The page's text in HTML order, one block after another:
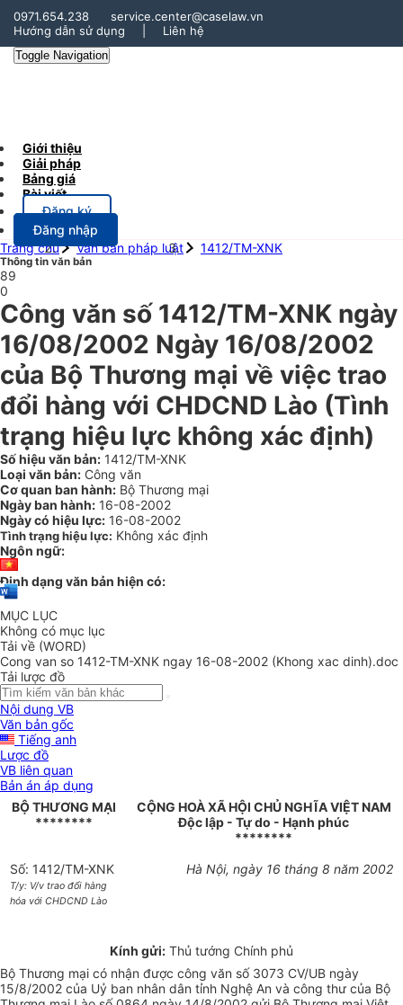
0971.654.238
service.center@caselaw.vn
Hướng dẫn sử dụng
Liên hệ
Toggle Navigation
Giới thiệu
Giải pháp
Bảng giá
Bài viết
Đăng ký
Đăng nhập
Trang chủ
Văn bản pháp luật 1412/TM-XNK
Thông tin văn bản
89
0
Công văn số 1412/TM-XNK ngày
16/08/2002 Ngày 16/08/2002
của Bộ Thương mại về việc trao
đổi hàng với CHDCND Lào (Tình
trạng hiệu lực không xác định)
Số hiệu văn bản: 1412/TM-XNK
Loại văn bản: Công văn
Cơ quan ban hành: Bộ Thương mại
Ngày ban hành: 16-08-2002
Ngày có hiệu lực: 16-08-2002
Tình trạng hiệu lực: Không xác định
Ngôn ngữ:
Định dạng văn bản hiện có:
MỤC LỤC
Không có mục lục
Tải về (WORD)
Cong van so 1412-TM-XNK ngay 16-08-2002 (Khong xac dinh).doc
Tải lược đồ
Nội dung VB
Văn bản gốc
Tiếng anh
Lược đồ
VB liên quan
Bản án áp dụng
BỘ THƯƠNG MẠI
********
CỘNG HOÀ XÃ HỘI CHỦ NGHĨA VIỆT NAM
Độc lập - Tự do - Hạnh phúc
********
Số: 1412/TM-XNK
T/y: V/v trao đổi hàng
hóa với CHDCND Lào
Hà Nội, ngày 16 tháng 8 năm 2002
Kính gửi: Thủ tướng Chính phủ
Bộ Thương mại có nhận được công văn số 3073 CV/UB ngày
15/8/2002 của Uỷ ban nhân dân tỉnh Nghệ An và công thư của Bộ